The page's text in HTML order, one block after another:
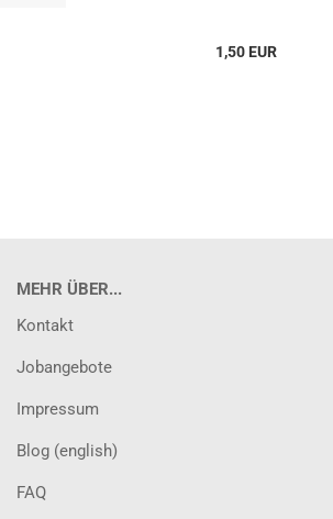
1,50 EUR
MEHR ÜBER...
Kontakt
Jobangebote
Impressum
Blog (english)
FAQ